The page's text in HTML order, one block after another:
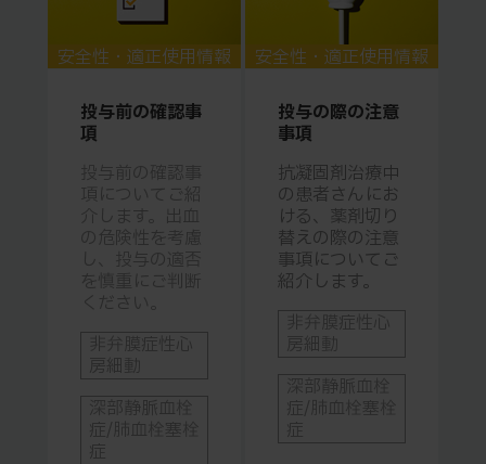
安全性・適正使用情報
投与前の確認事
項
投与前の確認事
項についてご紹
介します。出血
の危険性を考慮
し、投与の適否
を慎重にご判断
ください。
非弁膜症性心
房細動
深部静脈血栓
症/肺血栓塞栓
症
安全性・適正使用情報
投与の際の注意
事項
抗凝固剤治療中
の患者さんにお
ける、薬剤切り
替えの際の注意
事項についてご
紹介します。
非弁膜症性心
房細動
深部静脈血栓
症/肺血栓塞栓
症